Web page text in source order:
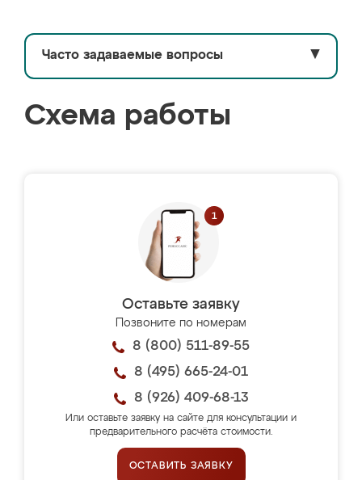
Часто задаваемые вопросы ▼
Схема работы
Оставьте заявку
Позвоните по номерам
8 (800) 511-89-55
8 (495) 665-24-01
8 (926) 409-68-13
Или оставьте заявку на сайте для консультации и
предварительного расчёта стоимости.
ОСТАВИТЬ ЗАЯВКУ